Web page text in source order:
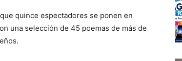
quince espectadores se ponen en
una selección de 45 poemas de más de